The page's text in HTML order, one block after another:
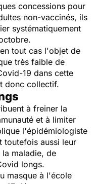
concessions pour
non-vaccinés, ils
systématiquement
tout cas l'objet de
très faible de
19 dans cette
donc collectif.
à freiner la
et à limiter
l'épidémiologiste
toutefois aussi leur
maladie, de
longs.
masque à l'école